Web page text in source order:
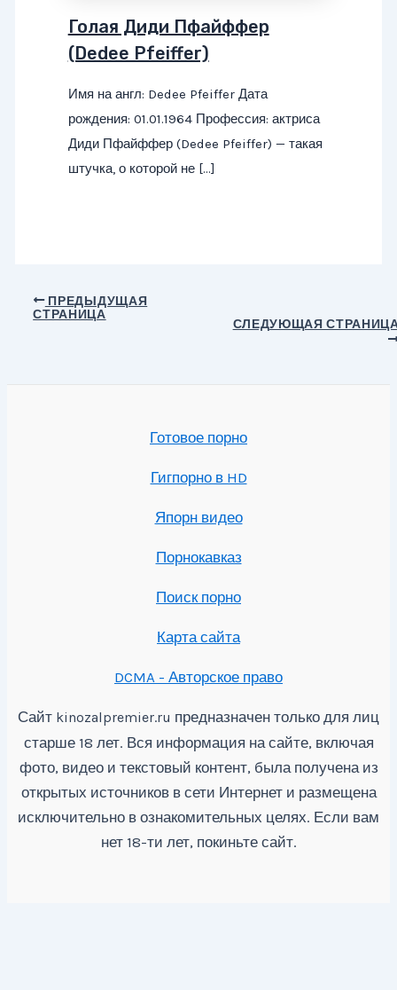
Голая Диди Пфайффер
(Dedee Pfeiffer)
Имя на англ: Dedee Pfeiffer Дата
рождения: 01.01.1964 Профессия: актриса
Диди Пфайффер (Dedee Pfeiffer) — такая
штучка, о которой не […]
Навигация
ПРЕДЫДУЩАЯ
СТРАНИЦА
СЛЕДУЮЩАЯ
Готовое порно
Гигпорно в HD
Япорн видео
Порнокавказ
Поиск порно
Карта сайта
DCMA - Авторское право
Сайт kinozalpremier.ru предназначен только для лиц
старше 18 лет. Вся информация на сайте, включая
фото, видео и текстовый контент, была получена из
открытых источников в сети Интернет и размещена
исключительно в ознакомительных целях. Если вам
нет 18-ти лет, покиньте сайт.